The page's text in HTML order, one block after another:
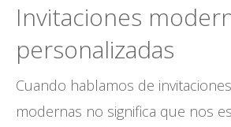
Invitaciones
personalizadas
Cuando hablamos de
modernas no significa que nos